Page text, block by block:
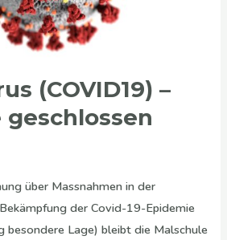
(COVID19) –
geschlossen
über Massnahmen in der
der Covid-19-Epidemie
besondere Lage) bleibt die Malschule